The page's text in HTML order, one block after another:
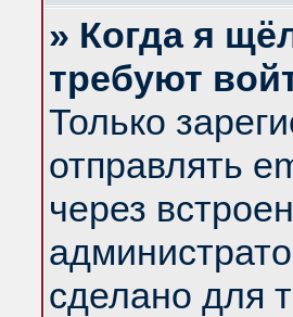
» Когда я
требуют
Только
отправлять
через
сделано для